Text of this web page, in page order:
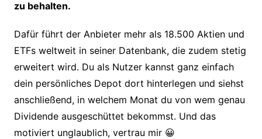
zu behalten.
Dafür führt der Anbieter mehr als 18.500 Aktien und
ETFs weltweit in seiner Datenbank, die zudem stetig
erweitert wird. Du als Nutzer kannst ganz einfach
dein persönliches Depot dort hinterlegen und siehst
anschließend, in welchem Monat du von wem genau
Dividende ausgeschüttet bekommst. Und das
motiviert unglaublich, vertrau mir 😀